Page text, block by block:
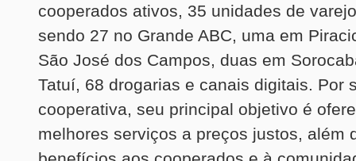
cooperados ativos, 35 unidades de
sendo 27 no Grande ABC, uma em
São José dos Campos, duas em
Tatuí, 68 drogarias e canais digitais. Por
cooperativa, seu principal objetivo é
melhores serviços a preços justos, além